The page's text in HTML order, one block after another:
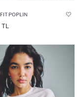
POPLIN